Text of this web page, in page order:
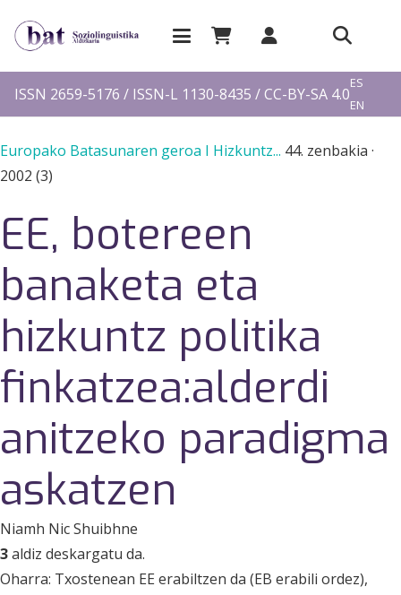
ISSN 2659-5176 / ISSN-L 1130-8435 / CC-BY-SA 4.0
ES
EN
Europako Batasunaren geroa I Hizkuntz... 44. zenbakia ·
2002 (3)
EE, botereen
banaketa eta
hizkuntz politika
finkatzea:alderdi
anitzeko paradigma
askatzen
Niamh Nic Shuibhne
3aldiz deskargatu da.
Oharra: Txostenean EE erabiltzen da (EB erabili ordez),